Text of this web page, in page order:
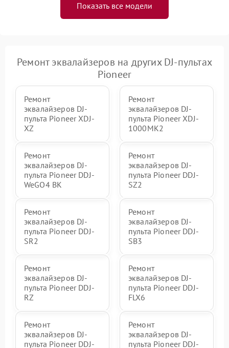
Показать все модели
Ремонт эквалайзеров на других DJ-пультах
Pioneer
Ремонт
эквалайзеров DJ-
пульта Pioneer XDJ-
XZ
Ремонт
эквалайзеров DJ-
пульта Pioneer XDJ-
1000MK2
Ремонт
эквалайзеров DJ-
пульта Pioneer DDJ-
WeGO4 BK
Ремонт
эквалайзеров DJ-
пульта Pioneer DDJ-
SZ2
Ремонт
эквалайзеров DJ-
пульта Pioneer DDJ-
SR2
Ремонт
эквалайзеров DJ-
пульта Pioneer DDJ-
SB3
Ремонт
эквалайзеров DJ-
пульта Pioneer DDJ-
RZ
Ремонт
эквалайзеров DJ-
пульта Pioneer DDJ-
FLX6
Ремонт
эквалайзеров DJ-
пульта Pioneer DDJ-
Ремонт
эквалайзеров DJ-
пульта Pioneer DDJ-